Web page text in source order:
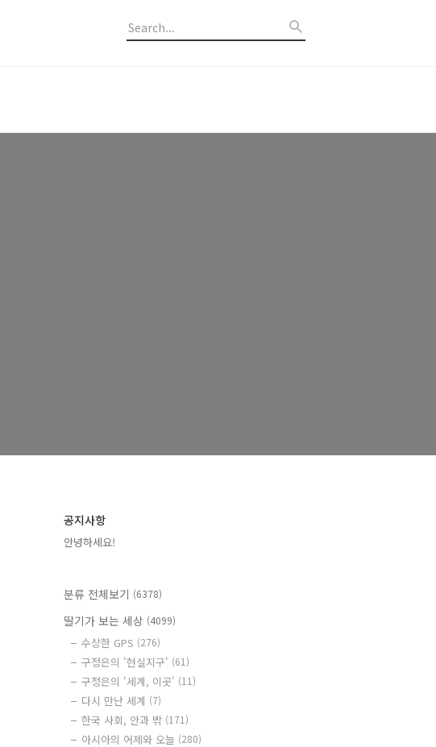
공지사항
안녕하세요!
분류 전체보기 (6378)
딸기가 보는 세상 (4099)
수상한 GPS (276)
구정은의 '현실지구' (61)
구정은의 '세계, 이곳' (11)
다시 만난 세계 (7)
한국 사회, 안과 밖 (171)
아시아의 어제와 오늘 (280)